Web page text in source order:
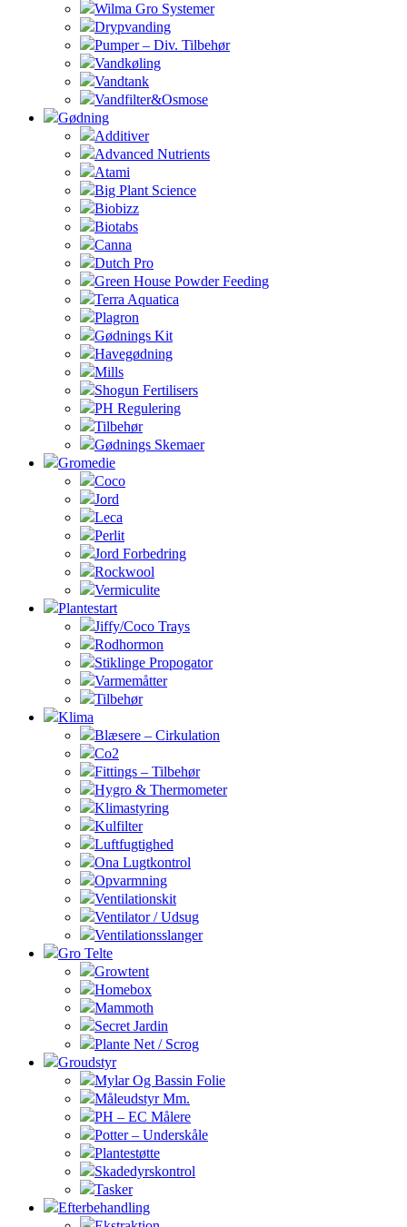
Wilma Gro Systemer
Drypvanding
Pumper – Div. Tilbehør
Vandkøling
Vandtank
Vandfilter&Osmose
Gødning
Additiver
Advanced Nutrients
Atami
Big Plant Science
Biobizz
Biotabs
Canna
Dutch Pro
Green House Powder Feeding
Terra Aquatica
Plagron
Gødnings Kit
Havegødning
Mills
Shogun Fertilisers
PH Regulering
Tilbehør
Gødnings Skemaer
Gromedie
Coco
Jord
Leca
Perlit
Jord Forbedring
Rockwool
Vermiculite
Plantestart
Jiffy/Coco Trays
Rodhormon
Stiklinge Propogator
Varmemåtter
Tilbehør
Klima
Blæsere – Cirkulation
Co2
Fittings – Tilbehør
Hygro & Thermometer
Klimastyring
Kulfilter
Luftfugtighed
Ona Lugtkontrol
Opvarmning
Ventilationskit
Ventilator / Udsug
Ventilationsslanger
Gro Telte
Growtent
Homebox
Mammoth
Secret Jardin
Plante Net / Scrog
Groudstyr
Mylar Og Bassin Folie
Måleudstyr Mm.
PH – EC Målere
Potter – Underskåle
Plantestøtte
Skadedyrskontrol
Tasker
Efterbehandling